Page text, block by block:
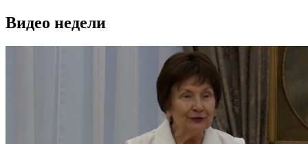
Видео недели